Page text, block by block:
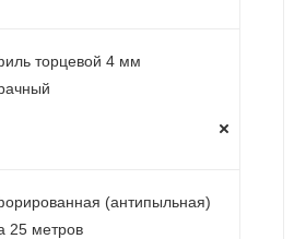
торцевой 4 мм
(антипыльная)
25 метров